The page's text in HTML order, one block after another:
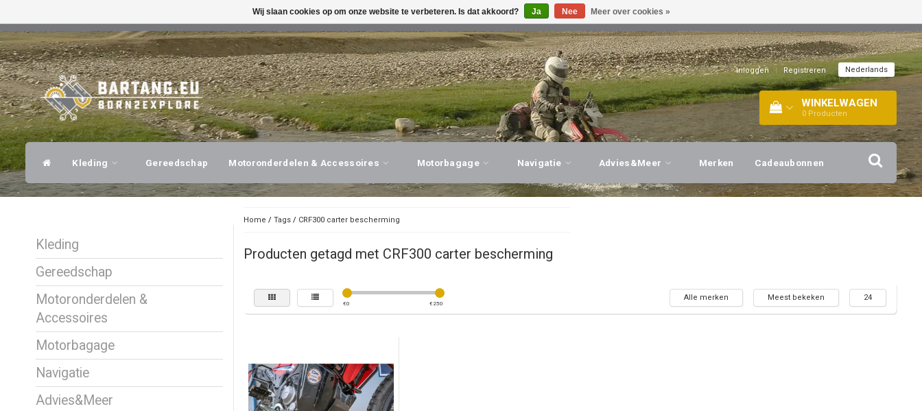
DESKUNDIG ADVIES, PERSOONLIJKE SERVICE! BEZOEK ONZE WINKEL!
Inloggen | Registreren Nederlands
WINKELWAGEN
0 Producten
Kleding Gereedschap Motoronderdelen & Accessoires Motorbagage Navigatie Advies&Meer Merken Cadeaubonnen
Kleding
Gereedschap
Motoronderdelen &
Accessoires
Motorbagage
Navigatie
Advies&Meer
Home / Tags/ CRF300 carter bescherming
Producten getagd met CRF300 carter bescherming
€0 € 250
Alle merken Meest bekeken 24
Wij slaan cookies op om onze website te verbeteren. Is dat akkoord? Ja Nee Meer over cookies »